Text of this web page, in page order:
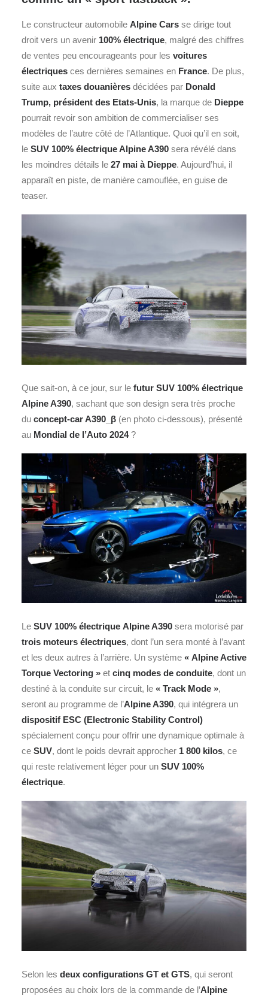
Le constructeur automobile Alpine Cars se dirige tout
droit vers un avenir 100% électrique, malgré des chiffres
de ventes peu encourageants pour les voitures
électriques ces dernières semaines en France. De plus,
suite aux taxes douanières décidées par Donald
Trump, président des Etats-Unis, la marque de Dieppe
pourrait revoir son ambition de commercialiser ses
modèles de l’autre côté de l’Atlantique. Quoi qu’il en soit,
le SUV 100% électrique Alpine A390 sera révélé dans
les moindres détails le 27 mai à Dieppe. Aujourd’hui, il
apparaît en piste, de manière camouflée, en guise de
teaser.
Que sait-on, à ce jour, sur le futur SUV 100% électrique
Alpine A390, sachant que son design sera très proche
du concept-carA390_β (en photo ci-dessous), présenté
au Mondial de l’Auto 2024?
Le SUV 100% électrique Alpine A390 sera motorisé par
trois moteurs électriques, dont l’un sera monté à l’avant
et les deux autres à l’arrière. Un système « Alpine Active
Torque Vectoring » et cinq modes de conduite, dont un
destiné à la conduite sur circuit, le « Track Mode »,
seront au programme de l’Alpine A390, qui intégrera un
dispositif ESC (Electronic Stability Control)
spécialement conçu pour offrir une dynamique optimale à
ce SUV, dont le poids devrait approcher 1 800 kilos, ce
qui reste relativement léger pour un SUV 100%
électrique.
Selon les deux configurations GT et GTS, qui seront
proposées au choix lors de la commande de l’Alpine